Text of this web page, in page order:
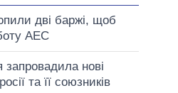
дві баржі, щоб
АЕС
запровадила нові
та її союзників